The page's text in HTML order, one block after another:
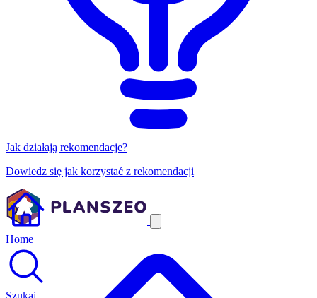
Jak działają rekomendacje?
Dowiedz się jak korzystać z rekomendacji
Home
Szukaj